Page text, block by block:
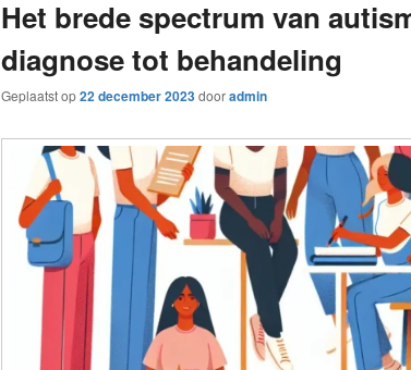
Het brede spectrum van
diagnose tot behandeling
Geplaatst op22 december 2023dooradmin